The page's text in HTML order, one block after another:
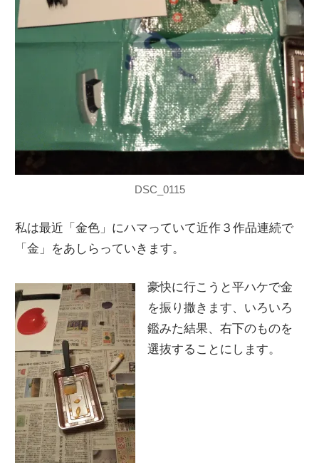
DSC_0115
私は最近「金色」にハマっていて近作３作品連続で
「金」をあしらっていきます。
豪快に行こうと平ハケで金
を振り撒きます、いろいろ
鑑みた結果、右下のものを
選抜することにします。